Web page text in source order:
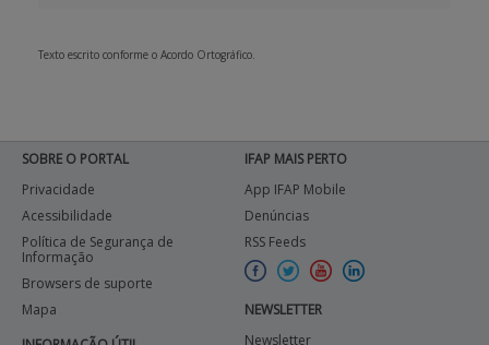
Texto escrito conforme o Acordo Ortográfico.
SOBRE O PORTAL
Privacidade
Acessibilidade
Política de Segurança de
Informação
Browsers de suporte
Mapa
IFAP MAIS PERTO
App IFAP Mobile
Denúncias
RSS Feeds
NEWSLETTER
Newsletter